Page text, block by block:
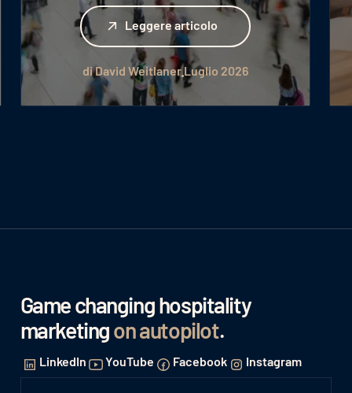
Leggere articolo
Leggere articolo
di David WeitlanerLuglio 2026
Game changing hospitality
marketingon autopilot.
LinkedIn YouTube Facebook Instagram